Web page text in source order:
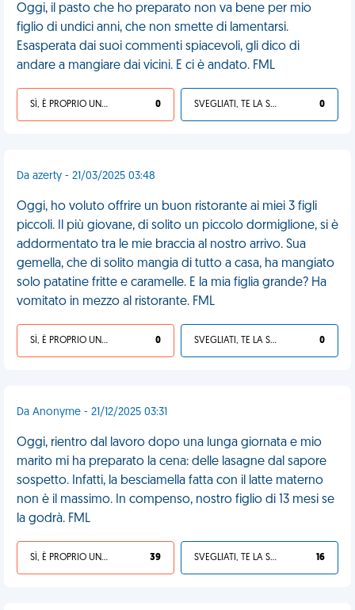
Oggi, il pasto che ho preparato non va bene per mio
figlio di undici anni, che non smette di lamentarsi.
Esasperata dai suoi commenti spiacevoli, gli dico di
andare a mangiare dai vicini. E ci è andato. FML
SÌ, È PROPRIO UNA VDM! 0 SVEGLIATI, TE LA SEI CERCATA! 0
Da azerty - 21/03/2025 03:48
Oggi, ho voluto offrire un buon ristorante ai miei 3 figli
piccoli. Il più giovane, di solito un piccolo dormiglione, si è
addormentato tra le mie braccia al nostro arrivo. Sua
gemella, che di solito mangia di tutto a casa, ha mangiato
solo patatine fritte e caramelle. E la mia figlia grande? Ha
vomitato in mezzo al ristorante. FML
SÌ, È PROPRIO UNA VDM! 0 SVEGLIATI, TE LA SEI CERCATA! 0
Da Anonyme - 21/12/2025 03:31
Oggi, rientro dal lavoro dopo una lunga giornata e mio
marito mi ha preparato la cena: delle lasagne dal sapore
sospetto. Infatti, la besciamella fatta con il latte materno
non è il massimo. In compenso, nostro figlio di 13 mesi se
la godrà. FML
SÌ, È PROPRIO UNA VDM! 39 SVEGLIATI, TE LA SEI CERCATA! 16